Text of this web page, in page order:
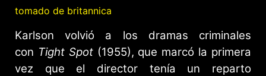
tomado de britannica
Karlson volvió a los dramas criminales
con Tight Spot(1955), que marcó la primera
vez que el director tenía un reparto